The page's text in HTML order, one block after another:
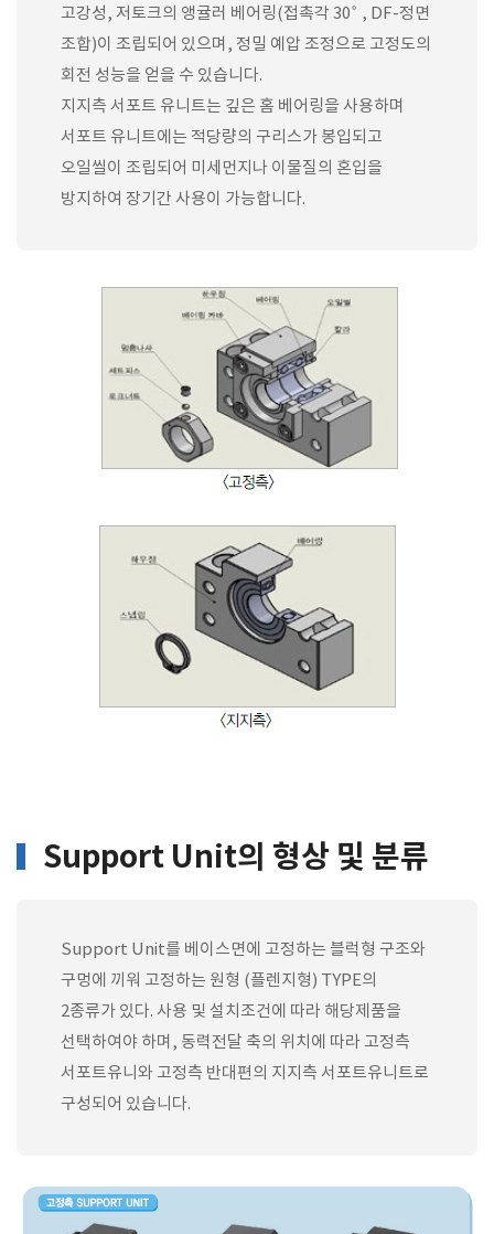
고강성, 저토크의 앵귤러 베어링(접촉각 30° , DF-정면
조합)이 조립되어 있으며, 정밀 예압 조정으로 고정도의
회전 성능을 얻을 수 있습니다.
지지측 서포트 유니트는 깊은 홈 베어링을 사용하며
서포트 유니트에는 적당량의 구리스가 봉입되고
오일씰이 조립되어 미세먼지나 이물질의 혼입을
방지하여 장기간 사용이 가능합니다.
Support Unit의 형상 및 분류
Support Unit를 베이스면에 고정하는 블럭형 구조와
구멍에 끼워 고정하는 원형 (플렌지형) TYPE의
2종류가 있다. 사용 및 설치조건에 따라 해당제품을
선택하여야 하며, 동력전달 축의 위치에 따라 고정측
서포트유니와 고정측 반대편의 지지측 서포트유니트로
구성되어 있습니다.